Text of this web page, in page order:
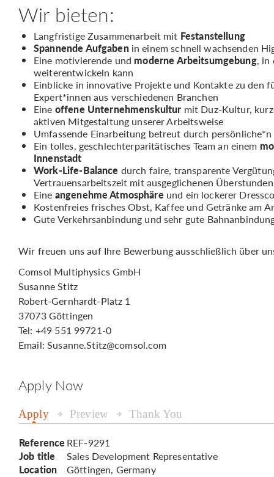
Wir bieten:
Langfristige Zusammenarbeit mit Festanstellung
Spannende Aufgabenin einem schnell wachsenden
Eine motivierende und moderne Arbeitsumgebung, in
weiterentwickeln kann
Einblicke in innovative Projekte und Kontakte zu den
Expert*innen aus verschiedenen Branchen
Eine offene Unternehmenskultur mit Duz-Kultur,
aktiven Mitgestaltung unserer Arbeitsweise
Umfassende Einarbeitung betreut durch
Ein tolles, geschlechterparitätisches Team an einem
Innenstadt
Work-Life-Balance durch faire, transparente
Vertrauensarbeitszeit mit ausgeglichenen
Eine angenehme Atmosphäre und ein lockerer
Kostenfreies frisches Obst, Kaffee und Getränke am
Gute Verkehrsanbindung und sehr gute
Wir freuen uns auf Ihre Bewerbung ausschließlich über
Comsol Multiphysics GmbH
Susanne Stitz
Robert-Gernhardt-Platz 1
37073 Göttingen
Tel: +49 551 99721-0
Email: Susanne.Stitz@comsol.com
Apply Now
Apply Preview Thank You
Reference REF-9291
Job title
Sales Development Representative
Location
Göttingen, Germany